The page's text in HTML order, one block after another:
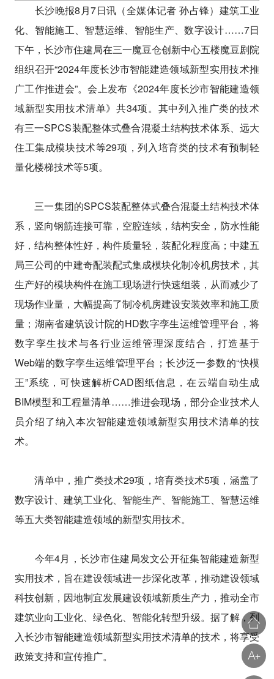
长沙晚报8月7日讯（全媒体记者 孙占锋）建筑工业
化、智能施工、智慧运维、智能生产、数字设计……7日
下午，长沙市住建局在三一魔豆仓创新中心五楼魔豆剧院
组织召开“2024年度长沙市智能建造领域新型实用技术推
广工作推进会”。会上发布《2024年度长沙市智能建造领
域新型实用技术清单》共34项。其中列入推广类的技术
有三一SPCS装配整体式叠合混凝土结构技术体系、远大
住工集成模块技术等29项，列入培育类的技术有预制轻
量化楼梯技术等5项。
三一集团的SPCS装配整体式叠合混凝土结构技术体
系，竖向钢筋连接可靠，空腔连续，结构安全，防水性能
好，结构整体性好，构件质量轻，装配化程度高；中建五
局三公司的中建奇配装配式集成模块化制冷机房技术，其
生产好的模块构件在施工现场进行快速组装，从而减少了
现场作业量，大幅提高了制冷机房建设安装效率和施工质
量；湖南省建筑设计院的HD数字孪生运维管理平台，将
数字孪生技术与各行业运维管理深度结合，打造基于
Web端的数字孪生运维管理平台；长沙泛一参数的“快模
王”系统，可快速解析CAD图纸信息，在云端自动生成
BIM模型和工程量清单……推进会现场，部分企业技术人
员介绍了纳入本次智能建造领域新型实用技术清单的技
术。
清单中，推广类技术29项，培育类技术5项，涵盖了
数字设计、建筑工业化、智能生产、智能施工、智慧运维
等五大类智能建造领域的新型实用技术。
今年4月，长沙市住建局发文公开征集智能建造新型
实用技术，旨在建设领域进一步深化改革，推动建设领域
科技创新，因地制宜发展建设领域新质生产力，推动全市
建筑业向工业化、绿色化、智能化转型升级。据了解，列
入长沙市智能建造领域新型实用技术清单的技术，将享受
政策支持和宣传推广。